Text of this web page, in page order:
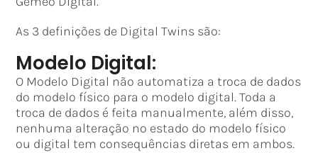
As 3 definições de Digital Twins são:
Modelo Digital:
O Modelo Digital não automatiza a troca de dados
do modelo físico para o modelo digital. Toda a
troca de dados é feita manualmente, além disso,
nenhuma alteração no estado do modelo físico
ou digital tem consequências diretas em ambos.